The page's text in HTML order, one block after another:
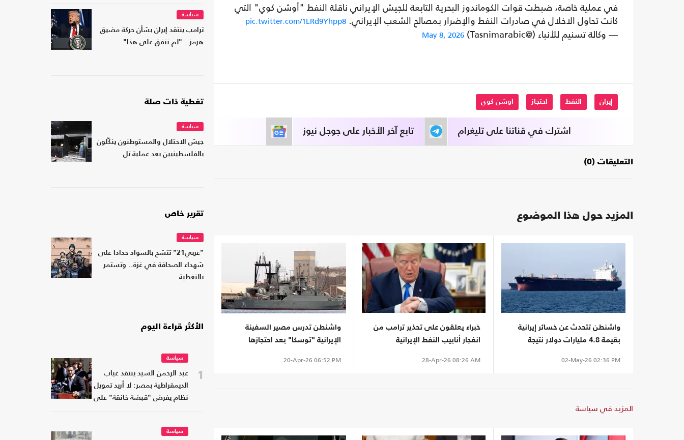
في عملية خاصة، ضبطت قوات الكوماندوز البحرية التابعة للجيش الإيراني ناقلة النفط "أوشن كوي" التي
كانت تحاول الاخلال في صادرات النفط والإضرار بمصالح الشعب الإيراني. pic.twitter.com/1LRd9Yhpp8
— وكالة تسنيم للأنباء (@Tasnimarabic) May 8, 2026
إيران النفط احتجاز اوشن كوي
تابع آخر الأخبار على جوجل نيوز اشترك في قناتنا على تليغرام
التعليقات (0)
المزيد حول هذا الموضوع
واشنطن تتحدث عن خسائر إيرانية
بقيمة 4.8 مليارات دولار نتيجة
02-May-26 02:36 PM
خبراء يعلقون على تحذير ترامب من
انفجار أنابيب النفط الإيرانية
28-Apr-26 08:26 AM
واشنطن تدرس مصير السفينة
الإيرانية "توسكا" بعد احتجازها
20-Apr-26 06:52 PM
المزيد في سياسة
سياسة
ترامب ينتقد إيران بشأن حركة مضيق
هرمز.. "لم نتفق على هذا"
تغطية ذات صلة
سياسة
جيش الاحتلال والمستوطنون ينكّلون
بالفلسطينيين بعد عملية تل
تقرير خاص
سياسة
"عربي21" تتشح بالسواد حدادا على
شهداء الصحافة في غزة.. وتستمر
بالتغطية
الأكثر قراءة اليوم
1
سياسة
عبد الرحمن السيد ينتقد غياب
الديمقراطية بمصر: لا أريد تمويل
نظام يفرض "قبضة خانقة" على
سياسة